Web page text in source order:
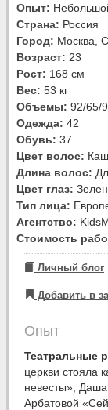
Опыт:
Страна: Россия
Город: Москва,
Возраст: 23
Рост: 168 см
Вес: 53 кг
Объемы: 92/65/
Одежда: 42
Обувь: 37
Цвет волос:
Длина волос:
Цвет глаз:
Тип лица:
Агентство:
Стоимость
Личный блог
Добавить в
Опыт
Театральные
церкви стояла
невесты»,
Арбатовой